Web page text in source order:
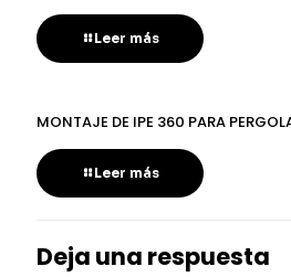
Leer más
MONTAJE DE IPE 360 PARA
Leer más
Deja una respuesta